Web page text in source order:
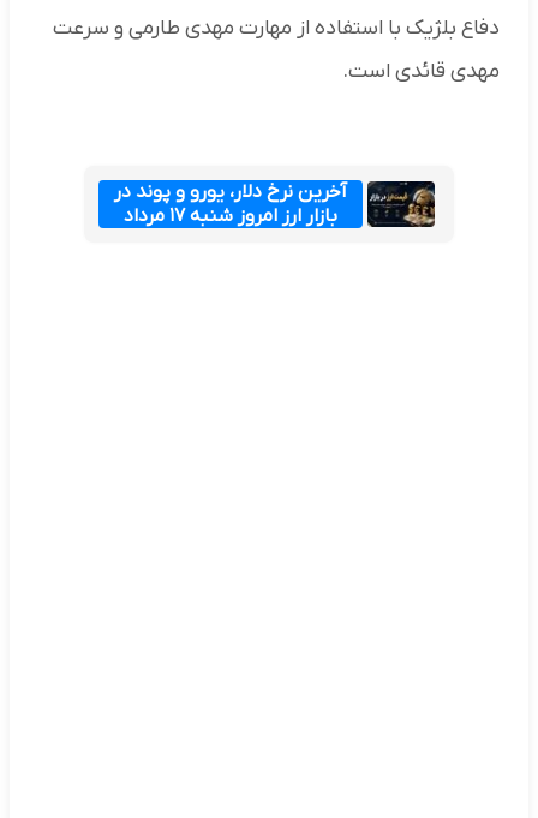
دفاع بلژیک با استفاده از مهارت مهدی طارمی و سرعت
مهدی قائدی است.
آخرین نرخ دلار، یورو و پوند در
بازار ارز امروز شنبه ۱۷ مرداد